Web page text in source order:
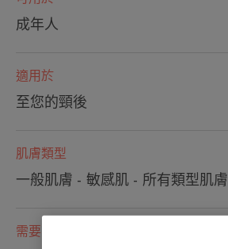
成年人
適用於
至您的頸後
肌膚類型
一般肌膚 - 敏感肌 - 所有類型肌膚
需要